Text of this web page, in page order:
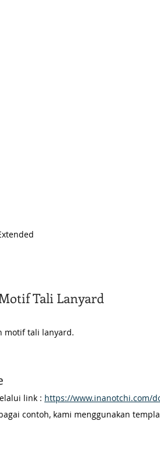
Tali Lanyard
motif tali lanyard.
link : https://www.inanotchi.com/
contoh, kami menggunakan